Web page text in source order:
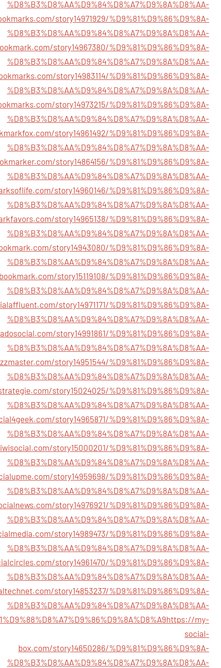
%D8%B3%D8%AA%D9%84%D8%A7%D9%8A%D8%AA-
story14971929/%D9%81%D9%86%D9%8A-
%D8%B3%D8%AA%D9%84%D8%A7%D9%8A%D8%AA-
story14967380/%D9%81%D9%86%D9%8A-
%D8%B3%D8%AA%D9%84%D8%A7%D9%8A%D8%AA-
story14983114/%D9%81%D9%86%D9%8A-
%D8%B3%D8%AA%D9%84%D8%A7%D9%8A%D8%AA-
story14973215/%D9%81%D9%86%D9%8A-
%D8%B3%D8%AA%D9%84%D8%A7%D9%8A%D8%AA-
story14961492/%D9%81%D9%86%D9%8A-
%D8%B3%D8%AA%D9%84%D8%A7%D9%8A%D8%AA-
story14864156/%D9%81%D9%86%D9%8A-
%D8%B3%D8%AA%D9%84%D8%A7%D9%8A%D8%AA-
story14960146/%D9%81%D9%86%D9%8A-
%D8%B3%D8%AA%D9%84%D8%A7%D9%8A%D8%AA-
story14965138/%D9%81%D9%86%D9%8A-
%D8%B3%D8%AA%D9%84%D8%A7%D9%8A%D8%AA-
story14943080/%D9%81%D9%86%D9%8A-
%D8%B3%D8%AA%D9%84%D8%A7%D9%8A%D8%AA-
story15119108/%D9%81%D9%86%D9%8A-
%D8%B3%D8%AA%D9%84%D8%A7%D9%8A%D8%AA-
story14971171/%D9%81%D9%86%D9%8A-
%D8%B3%D8%AA%D9%84%D8%A7%D9%8A%D8%AA-
story14991861/%D9%81%D9%86%D9%8A-
%D8%B3%D8%AA%D9%84%D8%A7%D9%8A%D8%AA-
story14951544/%D9%81%D9%86%D9%8A-
%D8%B3%D8%AA%D9%84%D8%A7%D9%8A%D8%AA-
story15024025/%D9%81%D9%86%D9%8A-
%D8%B3%D8%AA%D9%84%D8%A7%D9%8A%D8%AA-
story14965871/%D9%81%D9%86%D9%8A-
%D8%B3%D8%AA%D9%84%D8%A7%D9%8A%D8%AA-
story15000201/%D9%81%D9%86%D9%8A-
%D8%B3%D8%AA%D9%84%D8%A7%D9%8A%D8%AA-
story14959698/%D9%81%D9%86%D9%8A-
%D8%B3%D8%AA%D9%84%D8%A7%D9%8A%D8%AA-
story14976921/%D9%81%D9%86%D9%8A-
%D8%B3%D8%AA%D9%84%D8%A7%D9%8A%D8%AA-
story14989473/%D9%81%D9%86%D9%8A-
%D8%B3%D8%AA%D9%84%D8%A7%D9%8A%D8%AA-
story14961470/%D9%81%D9%86%D9%8A-
%D8%B3%D8%AA%D9%84%D8%A7%D9%8A%D8%AA-
story14853237/%D9%81%D9%86%D9%8A-
%D8%B3%D8%AA%D9%84%D8%A7%D9%8A%D8%AA-
https://my-
social-
box.com/story14650286/%D9%81%D9%86%D9%8A-
%D8%B3%D8%AA%D9%84%D8%A7%D9%8A%D8%AA-